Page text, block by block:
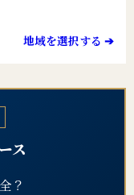
地域を選択する ➔
ス
？